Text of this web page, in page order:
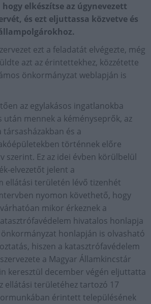
elkészítse az úgynevezett
és ezt eljuttassa közvetve és
ezt a feladatát elvégezte, még
azt az érintettekhez, közzétette
önkormányzat weblapján is
az egylakásos ingatlanokba
után mennek a kéményseprők, az
társasházakban és a
történnek előre
szerint. Ez az idei évben körülbelül
elvezetőt jelent a
ellátási területén lévő tizenhét
nyomon követhető, hogy
mikor érkeznek a
hivatalos honlapja
honlapján is olvasható
hiszen a katasztrófavédelem
a Magyar Államkincstár
keresztül december végén eljuttatta
ellátási területéhez tartozó 17
érintett településének